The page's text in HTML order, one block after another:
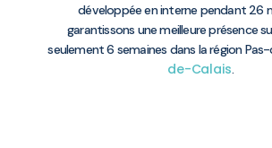
développée en interne pendant 26
garantissons une meilleure présence
seulement 6 semaines dans la région
de-Calais.